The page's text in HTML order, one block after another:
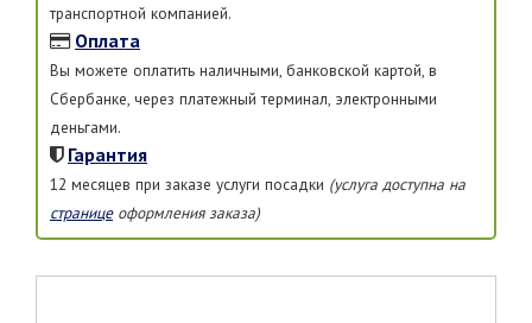
транспортной компанией.
Оплата
Вы можете оплатить наличными, банковской картой, в
Сбербанке, через платежный терминал, электронными
деньгами.
Гарантия
12 месяцев при заказе услуги посадки (услуга доступна на
страницеоформления заказа)